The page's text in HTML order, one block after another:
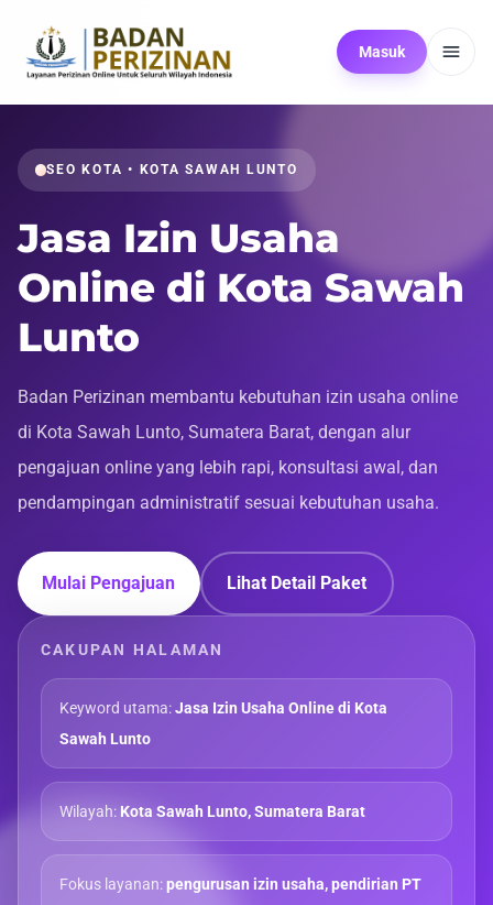
Masuk
SEO KOTA • KOTA SAWAH LUNTO
Jasa Izin Usaha
Online di Kota Sawah
Lunto
Badan Perizinan membantu kebutuhan izin usaha online
di Kota Sawah Lunto, Sumatera Barat, dengan alur
pengajuan online yang lebih rapi, konsultasi awal, dan
pendampingan administratif sesuai kebutuhan usaha.
Mulai Pengajuan Lihat Detail Paket
CAKUPAN HALAMAN
Keyword utama:Jasa Izin Usaha Online di Kota
Sawah Lunto
Wilayah:Kota Sawah Lunto, Sumatera Barat
Fokus layanan:pengurusan izin usaha, pendirian PT